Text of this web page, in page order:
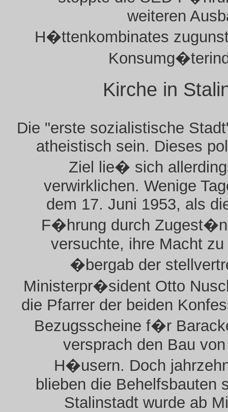
weiteren
H�ttenkombinates
Kirche in
Die "erste sozialistische
atheistisch sein. Dieses
Ziel lie� sich
verwirklichen. Wenige
dem 17. Juni 1953, als
F�hrung durch
versuchte, ihre Macht
�bergab der
Ministerpr�sident Otto
die Pfarrer der beiden
Bezugsscheine f�r
versprach den Bau
H�usern. Doch
blieben die Behelfsbauten
Stalinstadt wurde ab